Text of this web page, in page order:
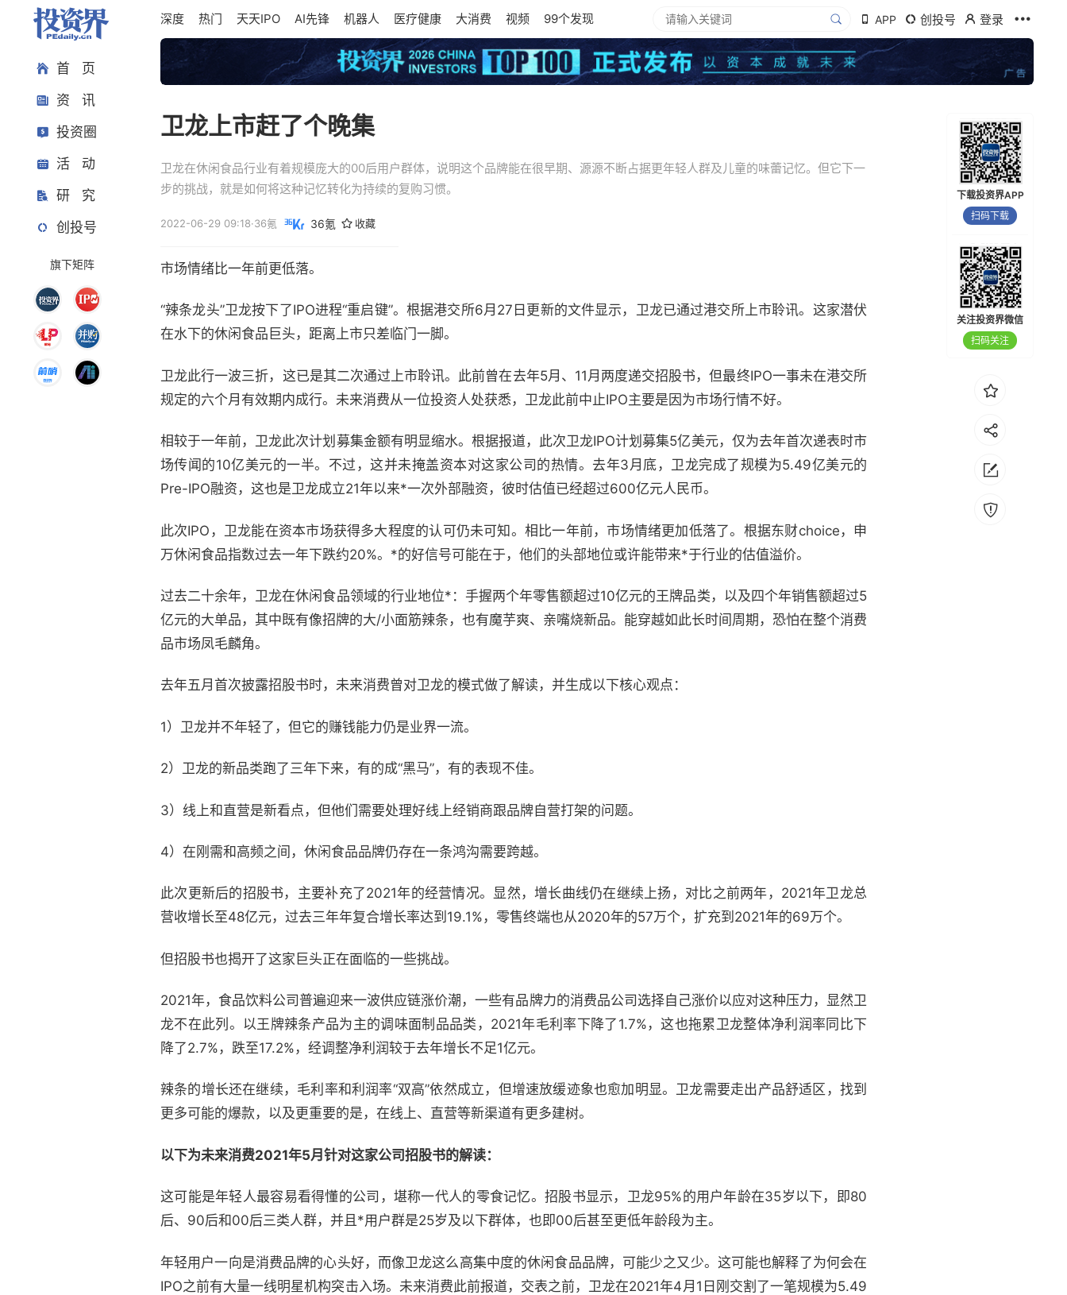
首 页
资 讯
投资圈
活 动
研 究
创投号
旗下矩阵
深度 热门 天天IPO AI先锋 机器人 医疗健康 大消费 视频 99个发现 APP 创投号 登录
卫龙上市赶了个晚集
卫龙在休闲食品行业有着规模庞大的00后用户群体，说明这个品牌能在很早期、源源不断占据更年轻人群及儿童的味蕾记忆。但它下一
步的挑战，就是如何将这种记忆转化为持续的复购习惯。
2022-06-29 09:18·36氪 36氪 收藏
市场情绪比一年前更低落。
“辣条龙头”卫龙按下了IPO进程“重启键”。根据港交所6月27日更新的文件显示，卫龙已通过港交所上市聆讯。这家潜伏
在水下的休闲食品巨头，距离上市只差临门一脚。
卫龙此行一波三折，这已是其二次通过上市聆讯。此前曾在去年5月、11月两度递交招股书，但最终IPO一事未在港交所
规定的六个月有效期内成行。未来消费从一位投资人处获悉，卫龙此前中止IPO主要是因为市场行情不好。
相较于一年前，卫龙此次计划募集金额有明显缩水。根据报道，此次卫龙IPO计划募集5亿美元，仅为去年首次递表时市
场传闻的10亿美元的一半。不过，这并未掩盖资本对这家公司的热情。去年3月底，卫龙完成了规模为5.49亿美元的
Pre-IPO融资，这也是卫龙成立21年以来*一次外部融资，彼时估值已经超过600亿元人民币。
此次IPO，卫龙能在资本市场获得多大程度的认可仍未可知。相比一年前，市场情绪更加低落了。根据东财choice，申
万休闲食品指数过去一年下跌约20%。*的好信号可能在于，他们的头部地位或许能带来*于行业的估值溢价。
过去二十余年，卫龙在休闲食品领域的行业地位*：手握两个年零售额超过10亿元的王牌品类，以及四个年销售额超过5
亿元的大单品，其中既有像招牌的大/小面筋辣条，也有魔芋爽、亲嘴烧新品。能穿越如此长时间周期，恐怕在整个消费
品市场凤毛麟角。
去年五月首次披露招股书时，未来消费曾对卫龙的模式做了解读，并生成以下核心观点：
1）卫龙并不年轻了，但它的赚钱能力仍是业界一流。
2）卫龙的新品类跑了三年下来，有的成“黑马”，有的表现不佳。
3）线上和直营是新看点，但他们需要处理好线上经销商跟品牌自营打架的问题。
4）在刚需和高频之间，休闲食品品牌仍存在一条鸿沟需要跨越。
此次更新后的招股书，主要补充了2021年的经营情况。显然，增长曲线仍在继续上扬，对比之前两年，2021年卫龙总
营收增长至48亿元，过去三年年复合增长率达到19.1%，零售终端也从2020年的57万个，扩充到2021年的69万个。
但招股书也揭开了这家巨头正在面临的一些挑战。
2021年，食品饮料公司普遍迎来一波供应链涨价潮，一些有品牌力的消费品公司选择自己涨价以应对这种压力，显然卫
龙不在此列。以王牌辣条产品为主的调味面制品品类，2021年毛利率下降了1.7%，这也拖累卫龙整体净利润率同比下
降了2.7%，跌至17.2%，经调整净利润较于去年增长不足1亿元。
辣条的增长还在继续，毛利率和利润率“双高”依然成立，但增速放缓迹象也愈加明显。卫龙需要走出产品舒适区，找到
更多可能的爆款，以及更重要的是，在线上、直营等新渠道有更多建树。
以下为未来消费2021年5月针对这家公司招股书的解读：
这可能是年轻人最容易看得懂的公司，堪称一代人的零食记忆。招股书显示，卫龙95%的用户年龄在35岁以下，即80
后、90后和00后三类人群，并且*用户群是25岁及以下群体，也即00后甚至更低年龄段为主。
年轻用户一向是消费品牌的心头好，而像卫龙这么高集中度的休闲食品品牌，可能少之又少。这可能也解释了为何会在
IPO之前有大量一线明星机构突击入场。未来消费此前报道，交表之前，卫龙在2021年4月1日刚交割了一笔规模为5.49
下载投资界APP
扫码下载
关注投资界微信
扫码关注